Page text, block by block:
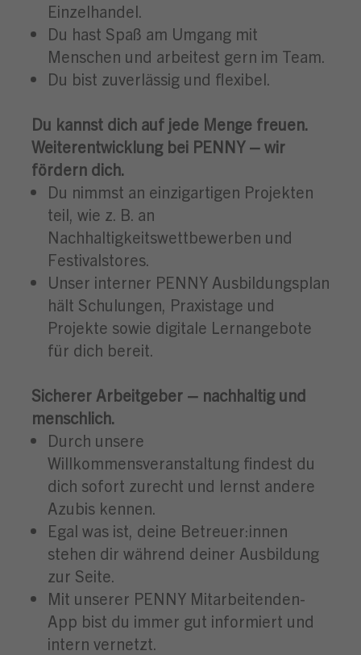
Einzelhandel.
Du hast Spaß am Umgang mit
Menschen und arbeitest gern im Team.
Du bist zuverlässig und flexibel.
Du kannst dich auf jede Menge freuen.
Weiterentwicklung bei PENNY – wir
fördern dich.
Du nimmst an einzigartigen Projekten
teil, wie z. B. an
Nachhaltigkeitswettbewerben und
Festivalstores.
Unser interner PENNY Ausbildungsplan
hält Schulungen, Praxistage und
Projekte sowie digitale Lernangebote
für dich bereit.
Sicherer Arbeitgeber – nachhaltig und
menschlich.
Durch unsere
Willkommensveranstaltung findest du
dich sofort zurecht und lernst andere
Azubis kennen.
Egal was ist, deine Betreuer:innen
stehen dir während deiner Ausbildung
zur Seite.
Mit unserer PENNY Mitarbeitenden-
App bist du immer gut informiert und
intern vernetzt.